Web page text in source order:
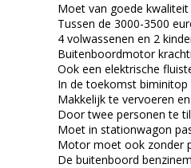
Moet van goede kwaliteit
Tussen de 3000-3500
4 volwassenen en 2
Buitenboordmotor
Ook een elektrische
In de toekomst biminitop
Makkelijk te vervoeren
Door twee personen te
Moet in stationwagon
Motor moet ook zonder
De buitenboord